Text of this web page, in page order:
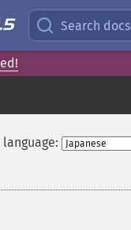
Search docs
language: